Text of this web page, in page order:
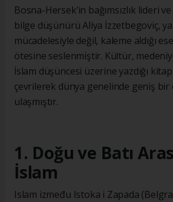
Bosna-Hersek’in bağımsızlık lideri
bilge düşünürü Aliya İzzetbegoviç,
mücadelesiyle değil, kaleme aldığı
ötesine seslenmiştir. Kültür,
İslam düşüncesi üzerine yazdığı
çevrilerek dünya genelinde geniş
ulaşmıştır.
1. Doğu ve Batı
İslam
Islam između Istoka i Zapada